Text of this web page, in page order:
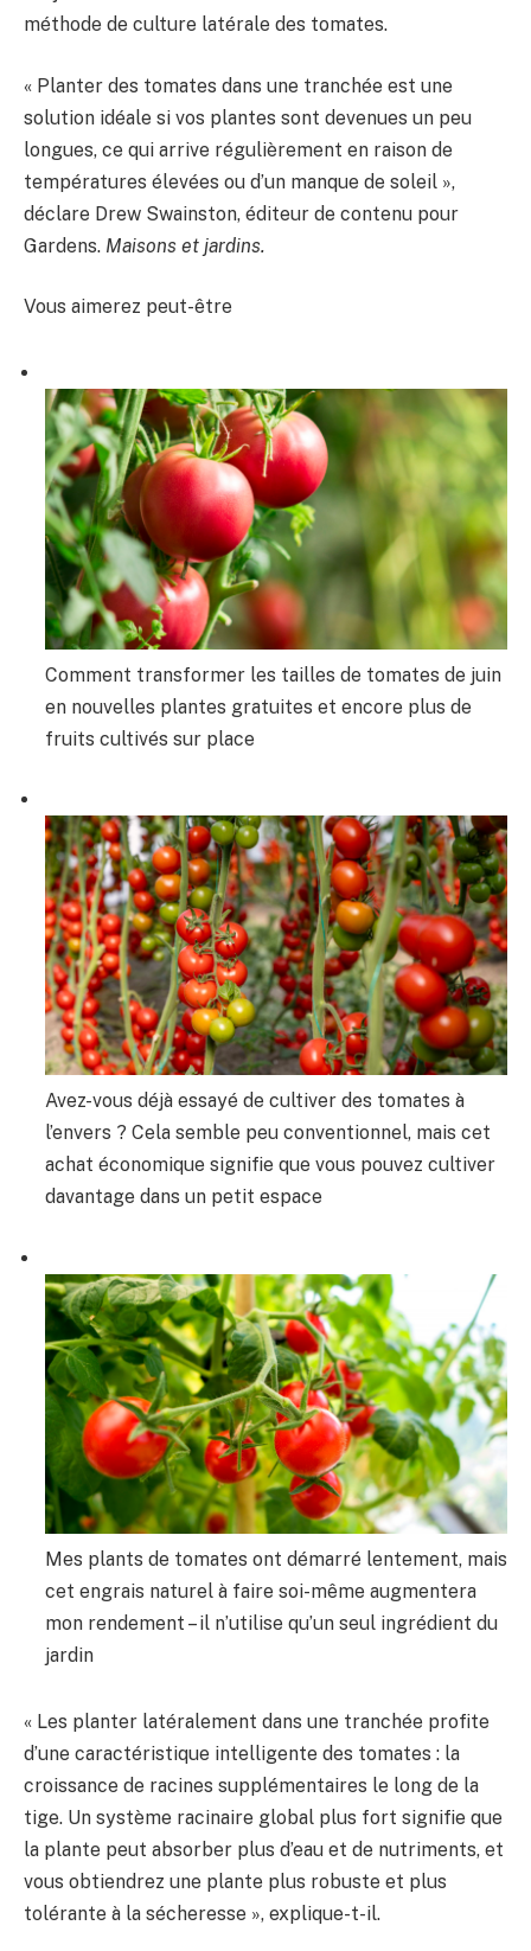
méthode de culture latérale des tomates.
« Planter des tomates dans une tranchée est une
solution idéale si vos plantes sont devenues un peu
longues, ce qui arrive régulièrement en raison de
températures élevées ou d’un manque de soleil »,
déclare Drew Swainston, éditeur de contenu pour
Gardens. Maisons et jardins.
Vous aimerez peut-être
Comment transformer les tailles de tomates de juin
en nouvelles plantes gratuites et encore plus de
fruits cultivés sur place
Avez-vous déjà essayé de cultiver des tomates à
l’envers ? Cela semble peu conventionnel, mais cet
achat économique signifie que vous pouvez cultiver
davantage dans un petit espace
Mes plants de tomates ont démarré lentement, mais
cet engrais naturel à faire soi-même augmentera
mon rendement – ​​il n’utilise qu’un seul ingrédient du
jardin
« Les planter latéralement dans une tranchée profite
d’une caractéristique intelligente des tomates : la
croissance de racines supplémentaires le long de la
tige. Un système racinaire global plus fort signifie que
la plante peut absorber plus d’eau et de nutriments, et
vous obtiendrez une plante plus robuste et plus
tolérante à la sécheresse », explique-t-il.